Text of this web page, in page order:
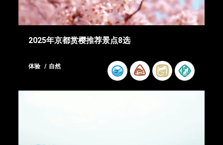
2025年京都赏樱推荐景点8选
体验 自然